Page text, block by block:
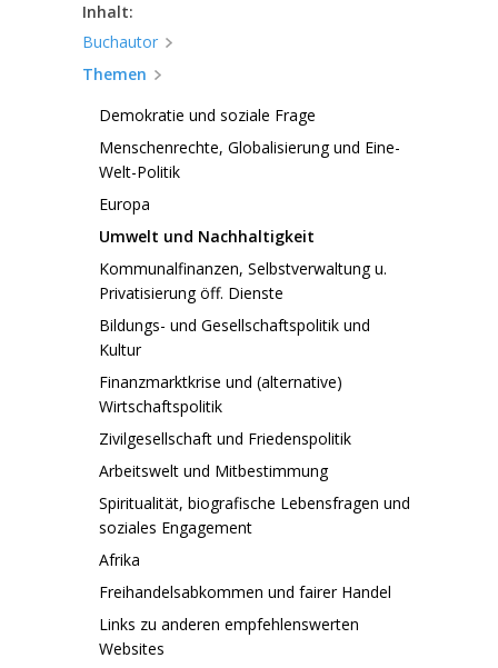
Inhalt:
Buchautor
Themen
Demokratie und soziale Frage
Menschenrechte, Globalisierung und Eine-
Welt-Politik
Europa
Umwelt und Nachhaltigkeit
Kommunalfinanzen, Selbstverwaltung u.
Privatisierung öff. Dienste
Bildungs- und Gesellschaftspolitik und
Kultur
Finanzmarktkrise und (alternative)
Wirtschaftspolitik
Zivilgesellschaft und Friedenspolitik
Arbeitswelt und Mitbestimmung
Spiritualität, biografische Lebensfragen und
soziales Engagement
Afrika
Freihandelsabkommen und fairer Handel
Links zu anderen empfehlenswerten
Websites